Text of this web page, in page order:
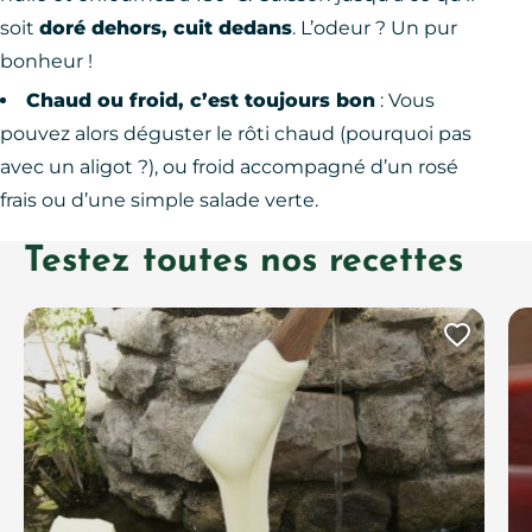
soit doré dehors, cuit dedans. L’odeur ? Un pur
bonheur !
Chaud ou froid, c’est toujours bon : Vous
pouvez alors déguster le rôti chaud (pourquoi pas
avec un aligot ?), ou froid accompagné d’un rosé
frais ou d’une simple salade verte.
Testez toutes nos recettes